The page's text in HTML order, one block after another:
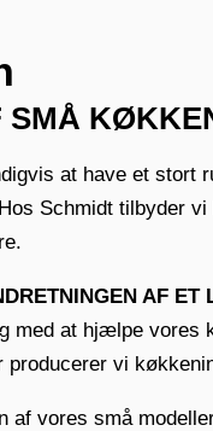
SMÅ
at have et stort
Schmidt tilbyder
AF
med at hjælpe
producerer vi
af vores små